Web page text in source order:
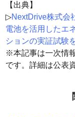
【出典】
▷NextDrive株式会
電池を活用したエ
ションの実証試験
※本記事は一次情
です。詳細は公表